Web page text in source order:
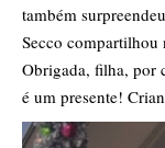
também
Secco compartilhou
Obrigada, filha, por
é um presente!